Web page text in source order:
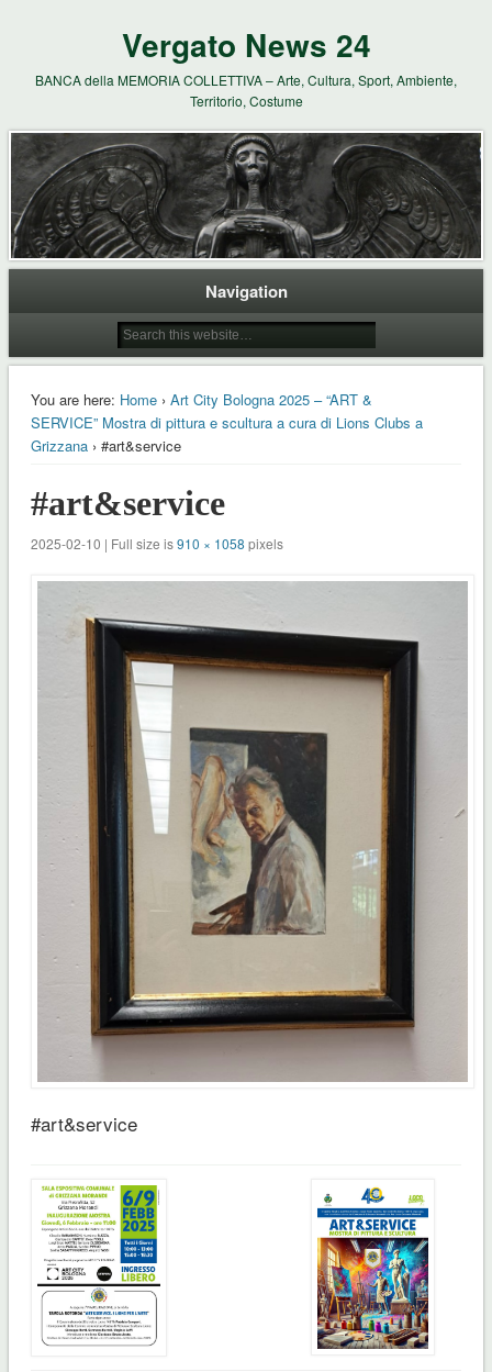
Vergato News 24
BANCA della MEMORIA COLLETTIVA – Arte, Cultura, Sport, Ambiente,
Territorio, Costume
Navigation
You are here: Home› Art City Bologna 2025 – “ART &
SERVICE” Mostra di pittura e scultura a cura di Lions Clubs a
Grizzana› #art&service
#art&service
2025-02-10 | Full size is910 × 1058 pixels
#art&service